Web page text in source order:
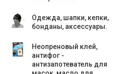
Одежда, шапки, кепки,
бонданы, аксесcуары.
Неопреновый клей,
антифог -
антизапотеватель для